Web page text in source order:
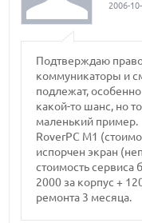
2006-
Подтверждаю
коммуникаторы и
подлежат,
какой-то шанc, но
маленький пример.
RoverPC M1
испорчен экран
стоимость сервиса
2000 за корпус +
ремонта 3 месяца.